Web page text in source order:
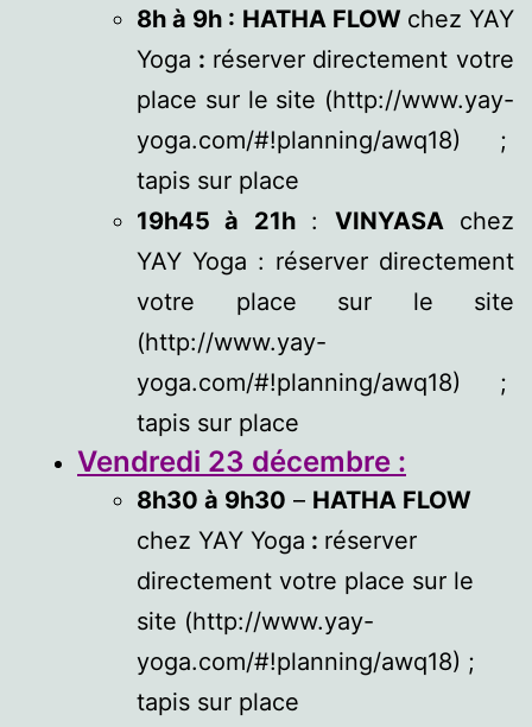
8h à 9h : HATHA FLOW chez YAY
Yoga : réserver directement votre
place sur le site (http://www.yay-
yoga.com/#!planning/awq18) ;
tapis sur place
19h45 à 21h: VINYASAchez
YAY Yoga : réserver directement
votre place sur le site
(http://www.yay-
yoga.com/#!planning/awq18) ;
tapis sur place
Vendredi 23 décembre :
8h30 à 9h30 – HATHA FLOW
chez YAY Yoga : réserver
directement votre place sur le
site (http://www.yay-
yoga.com/#!planning/awq18) ;
tapis sur place